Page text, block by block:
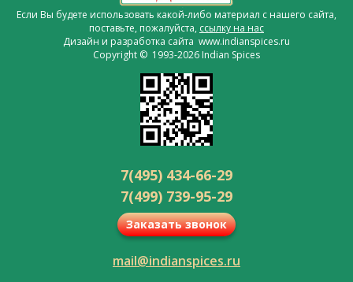
Если Вы будете использовать какой-либо материал с нашего сайта,
поставьте, пожалуйста, ссылку на нас
Дизайн и разработка сайта www.indianspices.ru
Copyright © 1993-2026 Indian Spices
7(495) 434-66-29
7(499) 739-95-29
Заказать звонок
mail@indianspices.ru